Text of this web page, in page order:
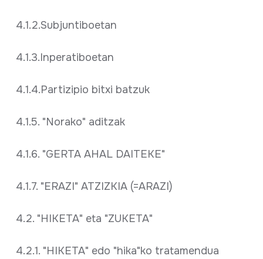
4.1.2.Subjuntiboetan
4.1.3.Inperatiboetan
4.1.4.Partizipio bitxi batzuk
4.1.5. "Norako" aditzak
4.1.6. "GERTA AHAL DAITEKE"
4.1.7. "ERAZI" ATZIZKIA (=ARAZI)
4.2. "HIKETA" eta "ZUKETA"
4.2.1. "HIKETA" edo "hika"ko tratamendua